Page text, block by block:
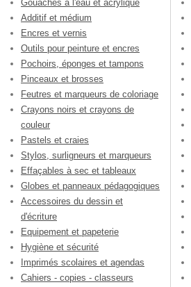
Gouaches à l'eau et acrylique
Additif et médium
Encres et vernis
Outils pour peinture et encres
Pochoirs, éponges et tampons
Pinceaux et brosses
Feutres et marqueurs de coloriage
Crayons noirs et crayons de
couleur
Pastels et craies
Stylos, surligneurs et marqueurs
Effaçables à sec et tableaux
Globes et panneaux pédagogiques
Accessoires du dessin et
d'écriture
Equipement et papeterie
Hygiène et sécurité
Imprimés scolaires et agendas
Cahiers - copies - classeurs